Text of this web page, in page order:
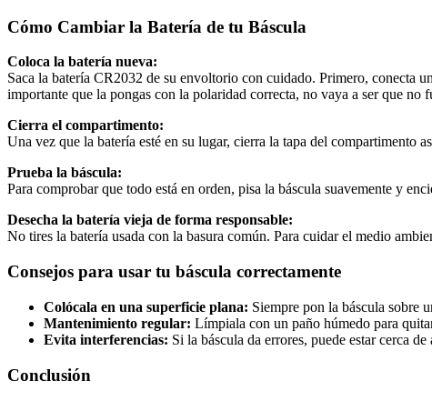
Cómo Cambiar la Batería de tu Báscula
Coloca la batería nueva:
Saca la batería CR2032 de su envoltorio con cuidado. Primero, conecta
importante que la pongas con la polaridad correcta, no vaya a ser que no
Cierra el compartimento:
Una vez que la batería esté en su lugar, cierra la tapa del compartimento
Prueba la báscula:
Para comprobar que todo está en orden, pisa la báscula suavemente y
Desecha la batería vieja de forma responsable:
No tires la batería usada con la basura común. Para cuidar el medio
Consejos para usar tu báscula correctamente
Colócala en una superficie plana: Siempre pon la báscula sobre
Mantenimiento regular: Límpiala con un paño húmedo para
Evita interferencias: Si la báscula da errores, puede estar cerca
Conclusión